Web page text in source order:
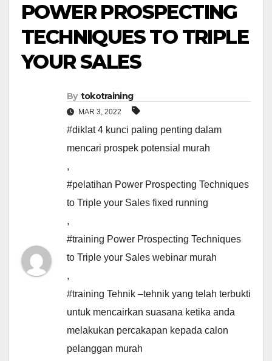
POWER PROSPECTING
TECHNIQUES TO TRIPLE
YOUR SALES
By tokotraining
MAR 3, 2022
#diklat 4 kunci paling penting dalam
mencari prospek potensial murah
,
#pelatihan Power Prospecting Techniques
to Triple your Sales fixed running
,
#training Power Prospecting Techniques
to Triple your Sales webinar murah
,
#training Tehnik –tehnik yang telah terbukti
untuk mencairkan suasana ketika anda
melakukan percakapan kepada calon
pelanggan murah